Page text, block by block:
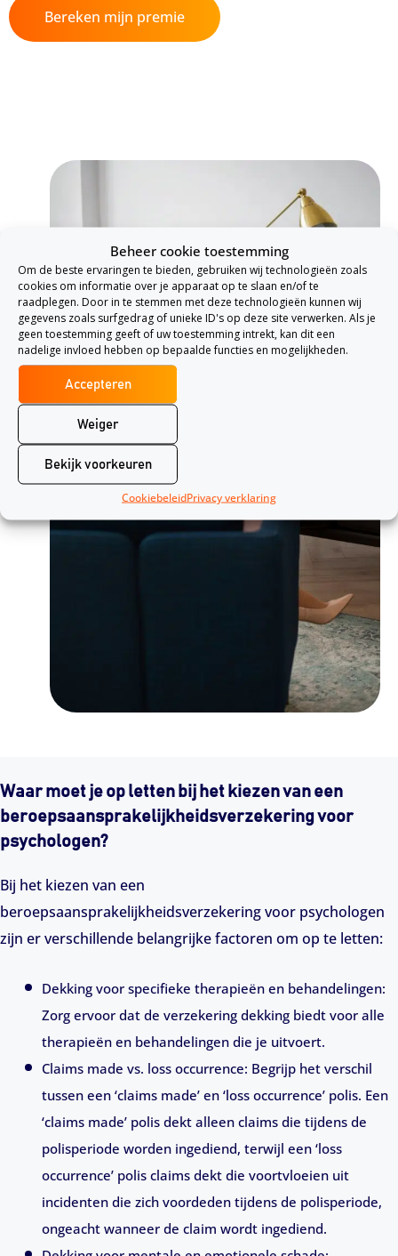
Beheer cookie toestemming
Om de beste ervaringen te bieden, gebruiken wij technologieën zoals
cookies om informatie over je apparaat op te slaan en/of te
raadplegen. Door in te stemmen met deze technologieën kunnen wij
gegevens zoals surfgedrag of unieke ID's op deze site verwerken. Als je
geen toestemming geeft of uw toestemming intrekt, kan dit een
nadelige invloed hebben op bepaalde functies en mogelijkheden.
Accepteren
Weiger
Bekijk voorkeuren
CookiebeleidPrivacy verklaring
Bereken mijn premie
Waar moet je op letten bij het kiezen van een
beroepsaansprakelijkheidsverzekering voor
psychologen?
Bij het kiezen van een
beroepsaansprakelijkheidsverzekering voor psychologen
zijn er verschillende belangrijke factoren om op te letten:
Dekking voor specifieke therapieën en behandelingen:
Zorg ervoor dat de verzekering dekking biedt voor alle
therapieën en behandelingen die je uitvoert.
Claims made vs. loss occurrence: Begrijp het verschil
tussen een ‘claims made’ en ‘loss occurrence’ polis. Een
‘claims made’ polis dekt alleen claims die tijdens de
polisperiode worden ingediend, terwijl een ‘loss
occurrence’ polis claims dekt die voortvloeien uit
incidenten die zich voordeden tijdens de polisperiode,
ongeacht wanneer de claim wordt ingediend.